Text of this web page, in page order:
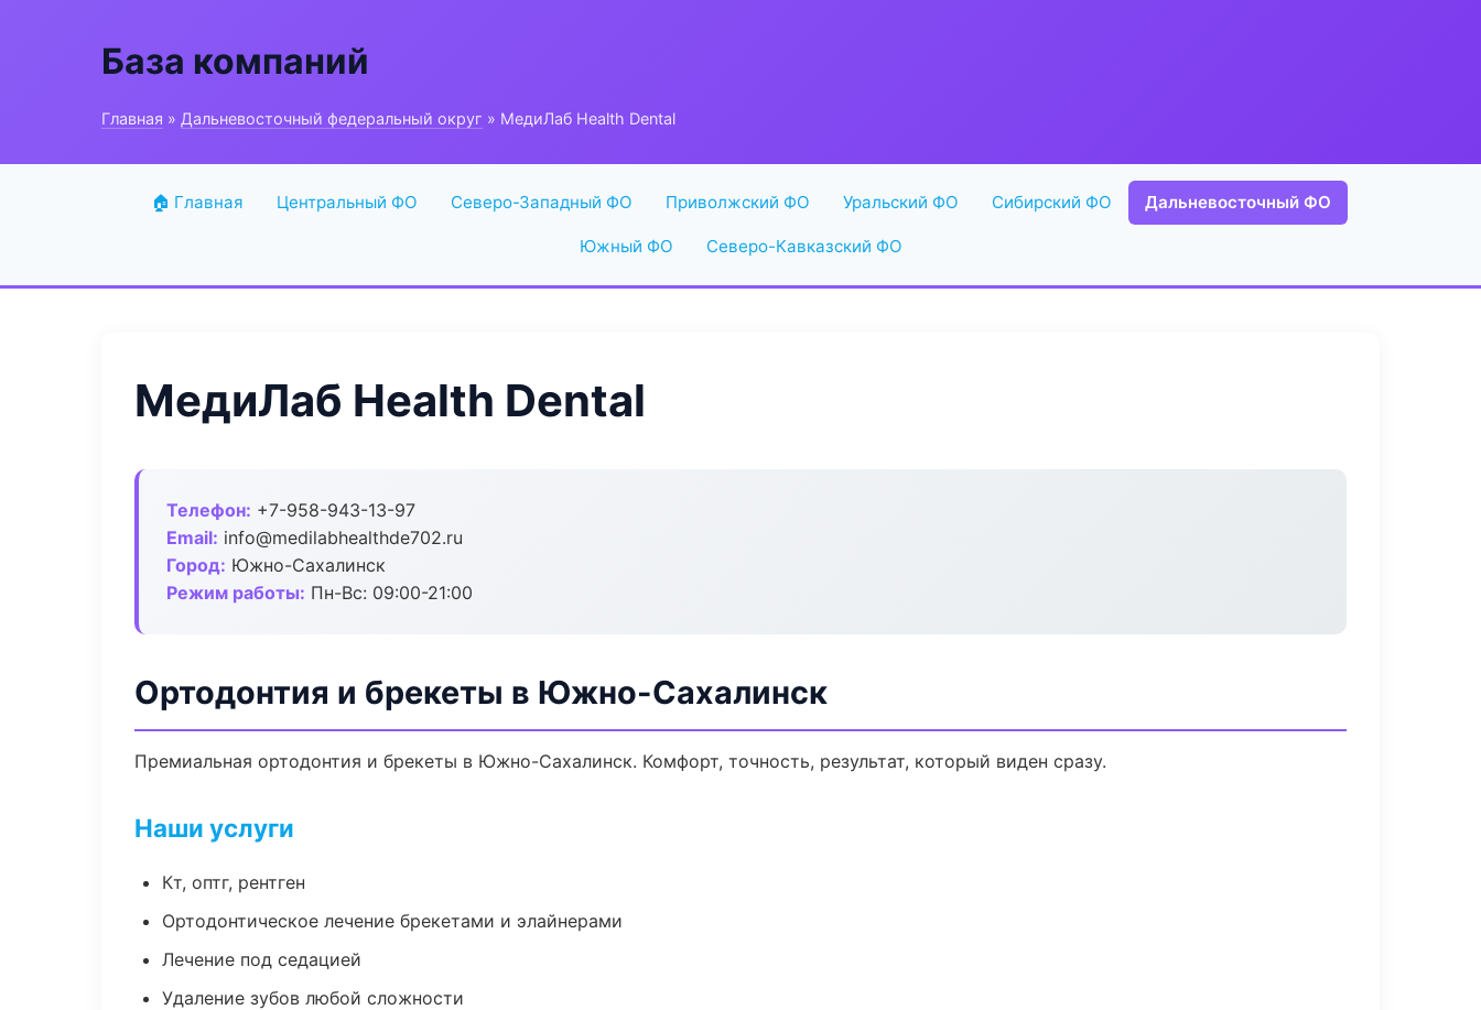
База компаний
Главная » Дальневосточный федеральный округ » МедиЛаб Health Dental
🏠 Главная Центральный ФО Северо-Западный ФО Приволжский ФО Уральский ФО Сибирский ФО Дальневосточный ФО
Южный ФО Северо-Кавказский ФО
МедиЛаб Health Dental
Телефон: +7-958-943-13-97
Email: info@medilabhealthde702.ru
Город: Южно-Сахалинск
Режим работы: Пн-Вс: 09:00-21:00
Ортодонтия и брекеты в Южно-Сахалинск
Премиальная ортодонтия и брекеты в Южно-Сахалинск. Комфорт, точность, результат, который виден сразу.
Наши услуги
Кт, оптг, рентген
Ортодонтическое лечение брекетами и элайнерами
Лечение под седацией
Удаление зубов любой сложности